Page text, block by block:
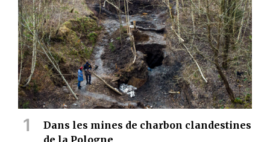
Dans les mines de charbon clandestines